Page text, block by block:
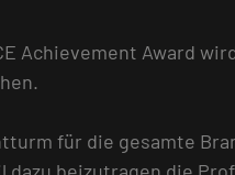
Achievement Award
für die gesamte